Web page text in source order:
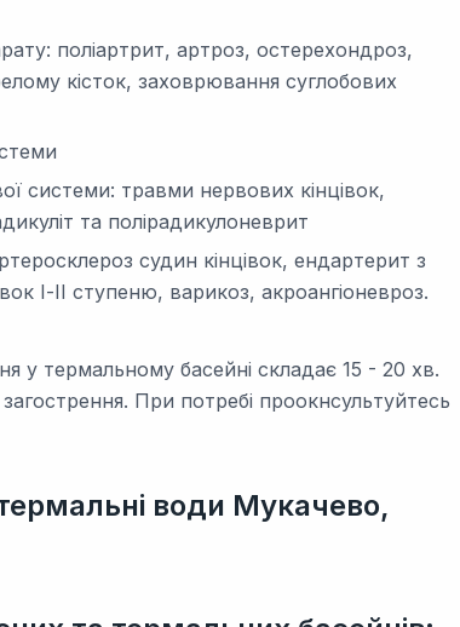
поліартрит, артроз, остерехондроз,
кісток, заховрювання суглобових
системи: травми нервових кінцівок,
та полірадикулоневрит
судин кінцівок, ендартерит з
І-ІІ ступеню, варикоз, акроангіоневроз.
у термальному басейні складає 15 - 20 хв.
При потребі проокнсультуйтесь
води Мукачево,